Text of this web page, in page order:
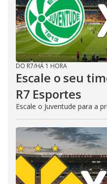
DO R7/HÁ 1 HORA
Escale o seu
R7 Esportes
Escale o Juventude para a